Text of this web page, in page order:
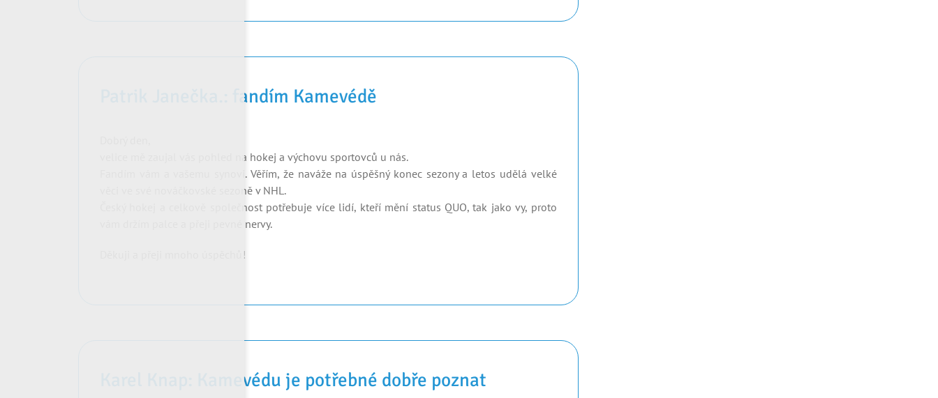
Patrik Janečka.: fandím Kamevédě
velice mě zaujal vás pohled na hokej a výchovu sportovců u nás.
Fandím vám a vašemu synovi. Věřím, že naváže na úspěšný konec sezony a letos udělá velké
věci ve své nováčkovské sezoně v NHL.
Český hokej a celkově společnost potřebuje více lidí, kteří mění status QUO, tak jako vy, proto
vám držím palce a přeji pevné nervy.
Děkuji a přeji mnoho úspěchů!
Karel Knap: Kamevédu je potřebné dobře poznat